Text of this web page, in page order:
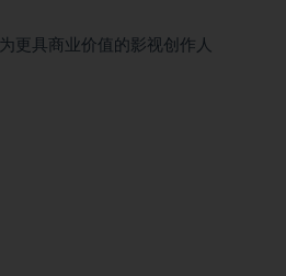
更具商业价值的影视创作人